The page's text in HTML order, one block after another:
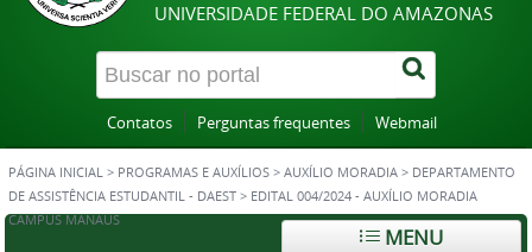
Legislação
Canais
UNIVERSIDADE FEDERAL DO AMAZONAS
Contatos Perguntas frequentes Webmail
PÁGINA INICIAL > PROGRAMAS E AUXÍLIOS > AUXÍLIO MORADIA > DEPARTAMENTO
DE ASSISTÊNCIA ESTUDANTIL - DAEST > EDITAL 004/2024 - AUXÍLIO MORADIA
CAMPUS MANAUS
MENU